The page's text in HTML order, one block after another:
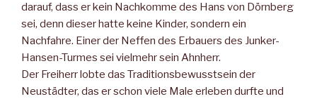
darauf, dass er kein Nachkomme des Hans von Dörnberg
sei, denn dieser hatte keine Kinder, sondern ein
Nachfahre. Einer der Neffen des Erbauers des Junker-
Hansen-Turmes sei vielmehr sein Ahnherr.
Der Freiherr lobte das Traditionsbewusstsein der
Neustädter, das er schon viele Male erleben durfte und